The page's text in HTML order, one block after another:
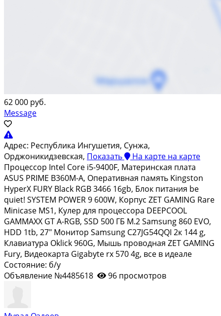
62 000 руб.
Message
Адрес: Республика Ингушетия, Сунжа,
Орджоникидзевская, Показать На карте на карте
Процессор Intel Core i5-9400F, Материнская плата
ASUS PRIME B360M-A, Оперативная память Kingston
HyperX FURY Black RGB 3466 16gb, Блок питания be
quiet! SYSTEM POWER 9 600W, Корпус ZET GAMING Rare
Minicase MS1, Кулер для процессора DEEPCOOL
GAMMAXX GT A-RGB, SSD 500 ГБ M.2 Samsung 860 EVO,
HDD 1tb, 27" Монитор Samsung C27JG54QQI 2к 144 g,
Клавиатура Oklick 960G, Мышь проводная ZET GAMING
Fury, Видеокарта Gigabyte rx 570 4g, все в идеале
Состояние: б/у
Объявление №4485618
96 просмотров